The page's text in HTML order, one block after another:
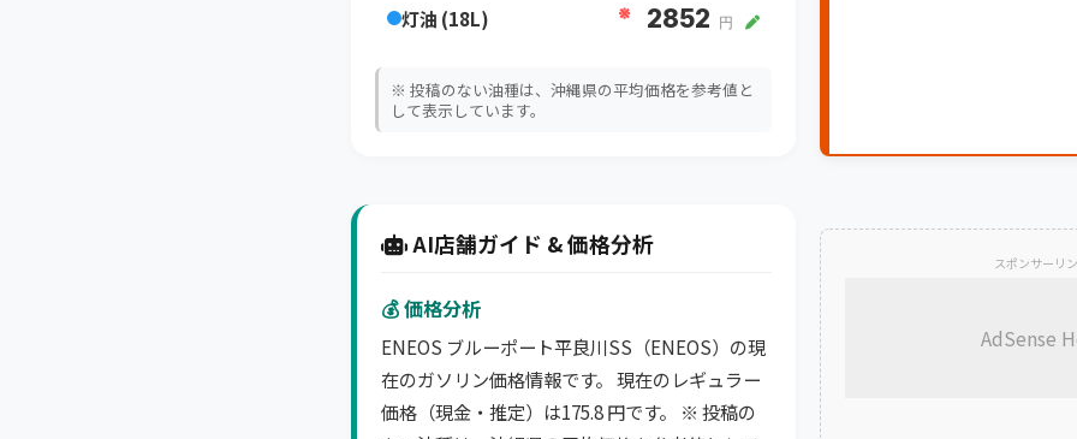
灯油 (18L) ※ 2852 円
※ 投稿のない油種は、沖縄県の平均価格を参考値と
して表示しています。
AI店舗ガイド & 価格分析
💰 価格分析
ENEOS ブルーポート平良川SS（ENEOS）の現
在のガソリン価格情報です。 現在のレギュラー
価格（現金・推定）は175.8 円です。 ※ 投稿の
スポンサーリ
AdSense